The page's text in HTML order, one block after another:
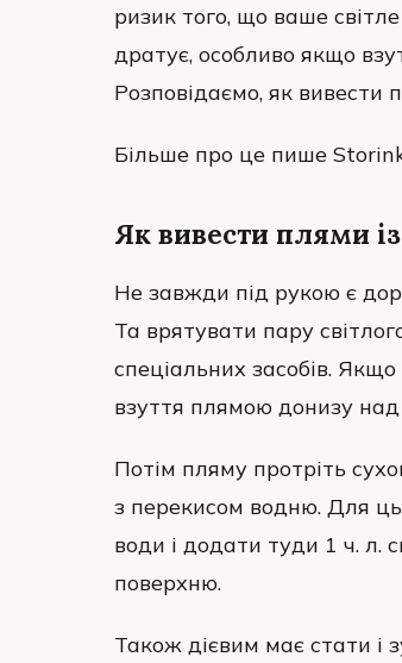
ризик того, що ваше
дратує, особливо якщо
Розповідаємо, як вивести
Більше про це пише
Як вивести плями
Не завжди під рукою є
Та врятувати пару
спеціальних засобів.
взуття плямою донизу
Потім пляму протріть
з перекисом водню. Для
води і додати туди 1 ч. л.
поверхню.
Також дієвим має стати і